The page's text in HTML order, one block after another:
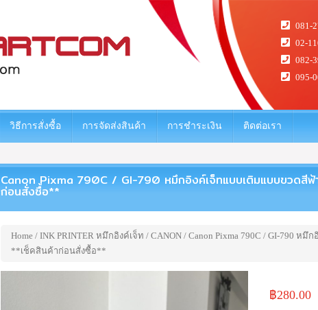
081-
02-
082-
095-
วิธีการสั่งซื้อ การจัดส่งสินค้า การชำระเงิน ติดต่อเรา
Canon Pixma 790C / GI-790 หมึกอิงค์เจ็ทแบบเติมแบบขวดสีฟ้
ก่อนสั่งซื้อ**
Home / INK PRINTER หมึกอิงค์เจ็ท / CANON / Canon Pixma 790C / GI-790 ห
**เช็คสินค้าก่อนสั่งซื้อ**
฿280.00